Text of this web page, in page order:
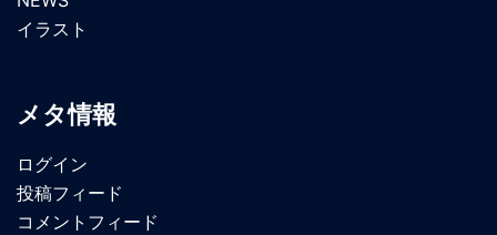
イラスト
メタ情報
ログイン
投稿フィード
コメントフィード